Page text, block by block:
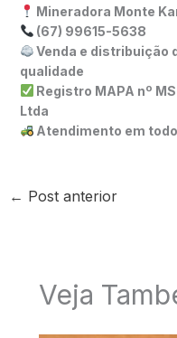
Mineradora Monte
(67) 99615-5638
Venda e distribuição
qualidade
Registro MAPA nº
Ltda
Atendimento em
← Post anterior
Veja